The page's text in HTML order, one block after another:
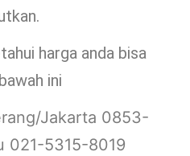
harga anda bisa
ini
Jakarta 0853-
5315-8019